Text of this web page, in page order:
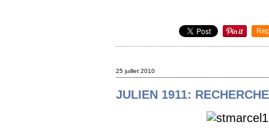
25 juillet 2010
JULIEN 1911: